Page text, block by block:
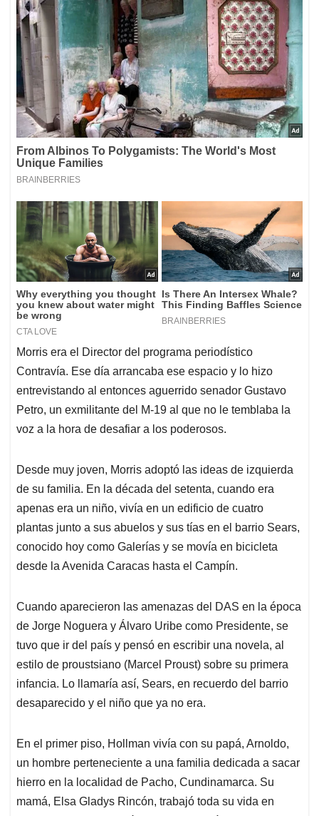
Morris era el Director del programa periodístico
Contravía. Ese día arrancaba ese espacio y lo hizo
entrevistando al entonces aguerrido senador Gustavo
Petro, un exmilitante del M-19 al que no le temblaba la
voz a la hora de desafiar a los poderosos.
Desde muy joven, Morris adoptó las ideas de izquierda
de su familia. En la década del setenta, cuando era
apenas era un niño, vivía en un edificio de cuatro
plantas junto a sus abuelos y sus tías en el barrio Sears,
conocido hoy como Galerías y se movía en bicicleta
desde la Avenida Caracas hasta el Campín.
Cuando aparecieron las amenazas del DAS en la época
de Jorge Noguera y Álvaro Uribe como Presidente, se
tuvo que ir del país y pensó en escribir una novela, al
estilo de proustsiano (Marcel Proust) sobre su primera
infancia. Lo llamaría así, Sears, en recuerdo del barrio
desaparecido y el niño que ya no era.
En el primer piso, Hollman vivía con su papá, Arnoldo,
un hombre perteneciente a una familia dedicada a sacar
hierro en la localidad de Pacho, Cundinamarca. Su
mamá, Elsa Gladys Rincón, trabajó toda su vida en